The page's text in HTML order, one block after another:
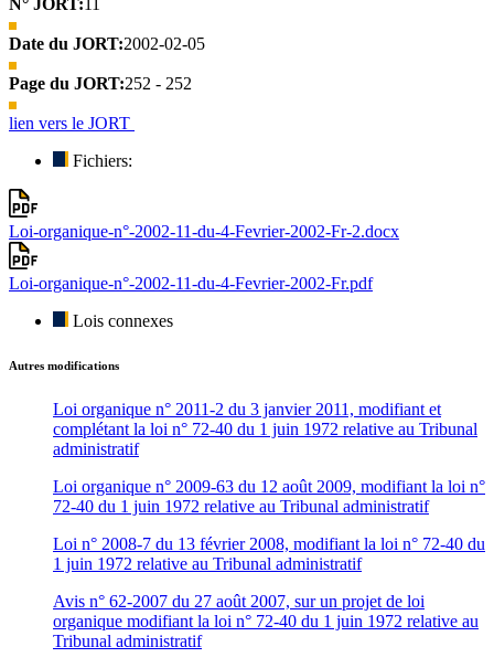
N° JORT:11
Date du JORT:2002-02-05
Page du JORT:252 - 252
lien vers le JORT
Fichiers:
Loi-organique-n°-2002-11-du-4-Fevrier-2002-Fr-2.docx
Loi-organique-n°-2002-11-du-4-Fevrier-2002-Fr.pdf
Lois connexes
Autres modifications
Loi organique n° 2011-2 du 3 janvier 2011, modifiant et
complétant la loi n° 72-40 du 1 juin 1972 relative au Tribunal
administratif
Loi organique n° 2009-63 du 12 août 2009, modifiant la loi n°
72-40 du 1 juin 1972 relative au Tribunal administratif
Loi n° 2008-7 du 13 février 2008, modifiant la loi n° 72-40 du
1 juin 1972 relative au Tribunal administratif
Avis n° 62-2007 du 27 août 2007, sur un projet de loi
organique modifiant la loi n° 72-40 du 1 juin 1972 relative au
Tribunal administratif